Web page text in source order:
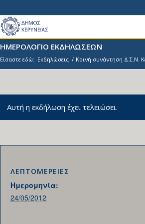
ΗΜΕΡΟΛΟΓΙΟ ΕΚΔΗΛΩΣΕΩΝ
Είσαστε εδώ: Εκδηλώσεις / Κοινή συνάντηση Δ.Σ.Ν.
Αυτή η εκδήλωση έχει τελειώσει.
ΛΕΠΤΟΜΕΡΕΙΕΣ
Ημερομηνία:
24/05/2012